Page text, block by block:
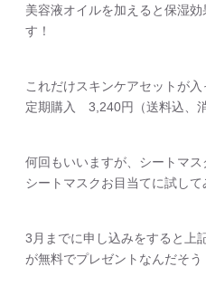
美容液オイルを加えると保湿
す！
これだけスキンケアセットが入
定期購入 3,240円（送料込、
何回もいいますが、シートマス
シートマスクお目当てに試し
3月までに申し込みをすると上
が無料でプレゼントなんだそう